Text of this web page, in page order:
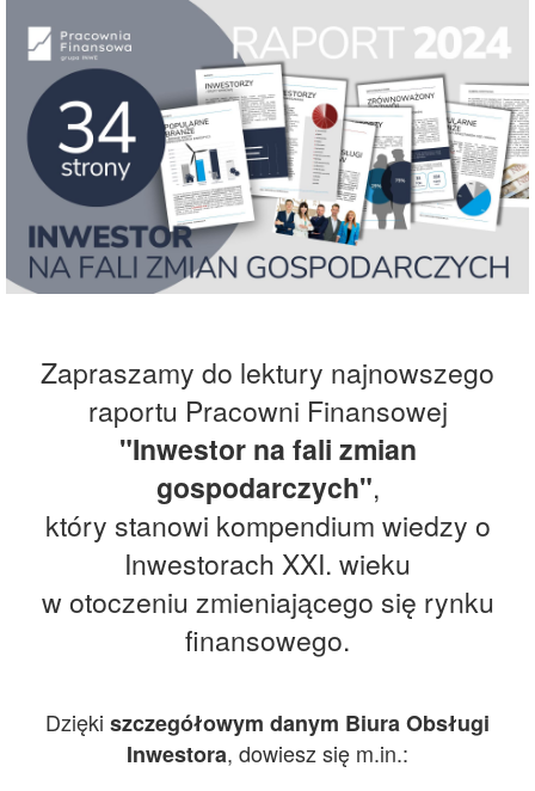
Zapraszamy do lektury najnowszego
raportu Pracowni Finansowej
"Inwestor na fali zmian
gospodarczych",
który stanowi kompendium wiedzy o
Inwestorach XXI. wieku
w otoczeniu zmieniającego się rynku
finansowego.
Dzięki szczegółowym danym Biura Obsługi
Inwestora, dowiesz się m.in.: